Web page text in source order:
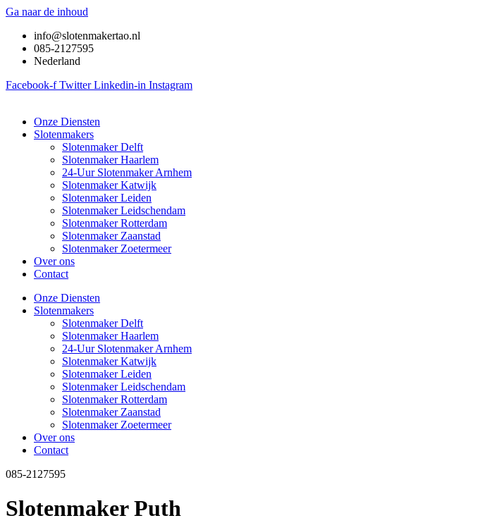
Ga naar de inhoud
info@slotenmakertao.nl
085-2127595
Nederland
Facebook-f Twitter Linkedin-in Instagram
Onze Diensten
Slotenmakers
Slotenmaker Delft
Slotenmaker Haarlem
24-Uur Slotenmaker Arnhem
Slotenmaker Katwijk
Slotenmaker Leiden
Slotenmaker Leidschendam
Slotenmaker Rotterdam
Slotenmaker Zaanstad
Slotenmaker Zoetermeer
Over ons
Contact
Onze Diensten
Slotenmakers
Slotenmaker Delft
Slotenmaker Haarlem
24-Uur Slotenmaker Arnhem
Slotenmaker Katwijk
Slotenmaker Leiden
Slotenmaker Leidschendam
Slotenmaker Rotterdam
Slotenmaker Zaanstad
Slotenmaker Zoetermeer
Over ons
Contact
085-2127595
Slotenmaker Puth